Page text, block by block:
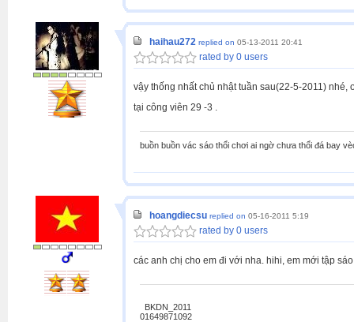
haihau272 replied on 05-13-2011 20:41
rated by 0 users
vậy thống nhất chủ nhật tuần sau(22-5-2011) nhé,
tại công viên 29 -3 .
buồn buồn vác sáo thổi chơi ai ngờ chưa thổi đá bay
hoangdiecsu replied on 05-16-2011 5:19
rated by 0 users
các anh chị cho em đi với nha. hihi, em mới tập
BKDN_2011
01649871092